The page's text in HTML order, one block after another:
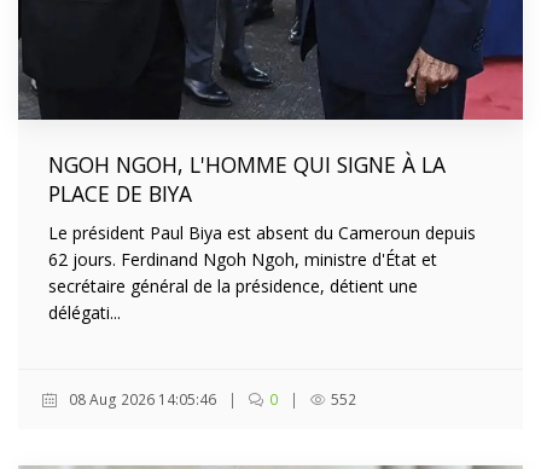
NGOH NGOH, L'HOMME QUI SIGNE À LA
PLACE DE BIYA
Le président Paul Biya est absent du Cameroun depuis
62 jours. Ferdinand Ngoh Ngoh, ministre d'État et
secrétaire général de la présidence, détient une
délégati...
08 Aug 2026 14:05:46 | 0 | 552